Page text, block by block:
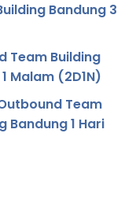
Bandung 3
Team Building
Malam (2D1N)
Team
Bandung 1 Hari